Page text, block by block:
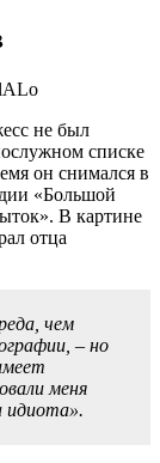
не был
списке
он снимался в
«Большой
В картине
отца
чем
– но
меня
идиота».